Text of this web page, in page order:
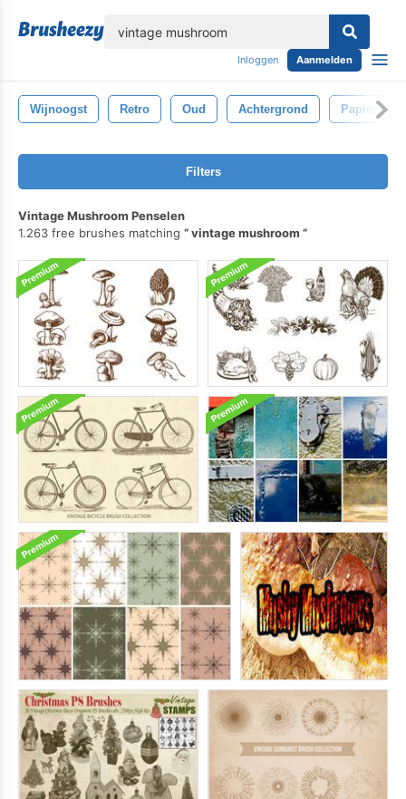
Inloggen Aanmelden
Wijnoogst Retro Oud Achtergrond Papier
Filters
Vintage Mushroom Penselen
1.263 free brushes matching
vintage mushroom